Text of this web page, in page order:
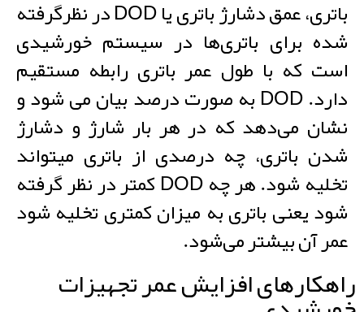
باتری، عمق دشارژ باتری یا DOD در نظرگرفته
شده برای باتری‌ها در سیستم خورشیدی
است که با طول عمر باتری رابطه مستقیم
دارد. DOD به صورت درصد بیان می شود و
نشان می‌دهد که در هر بار شارژ و دشارژ
شدن باتری، چه درصدی از باتری میتواند
تخلیه شود. هر چه DOD کمتر در نظر گرفته
شود یعنی باتری به میزان کمتری تخلیه شود
عمر آن بیشتر می‌شود.
راهکارهای افزایش عمر تجهیزات